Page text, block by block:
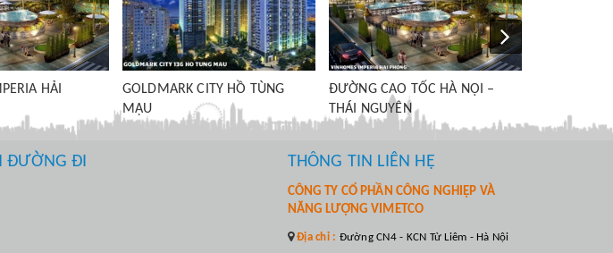
HỒ TÙNG
ĐƯỜNG CAO TỐC HÀ NỘI –
THÁI NGUYÊN
ĐƯỜNG CAO TỐC HÀ NỘI –
LÀO CAI
ĐƯỜNG ĐI THÔNG TIN LIÊN HỆ
CÔNG TY CỔ PHẦN CÔNG NGHIỆP VÀ
NĂNG LƯỢNG VIMETCO
Địa chỉ : Đường CN4 - KCN Từ Liêm - Hà Nội